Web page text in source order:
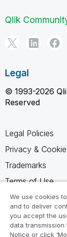
Qlik
Legal
© 1993-2026
Reserved
Legal Policies
Privacy &
Trademarks
Terms of Use
Legal Agreements
Product Terms
Do not share
We use cookies
and to deliver
you accept the
data transmission
Notice or click